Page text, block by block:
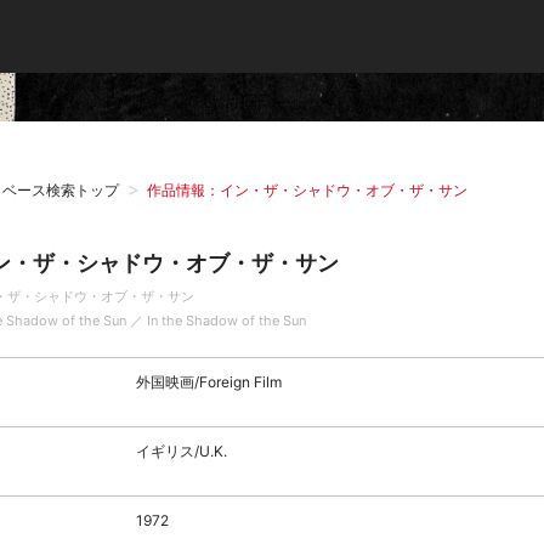
ース検索トップ 作品情報：イン・ザ・シャドウ・オブ・ザ・サン
・ザ・シャドウ・オブ・ザ・サン
ザ・シャドウ・オブ・ザ・サン
Shadow of the Sun ／ In the Shadow of the Sun
外国映画/Foreign Film
イギリス/U.K.
1972